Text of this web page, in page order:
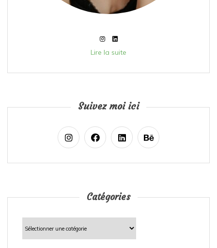
Lire la suite
Suivez moi ici
Catégories
Catégories